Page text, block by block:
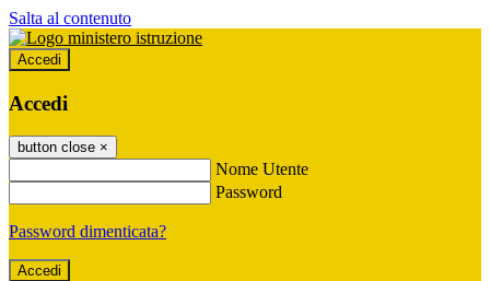
Salta al contenuto
Accedi
Accedi
button close ×
Nome Utente
Password
Password dimenticata?